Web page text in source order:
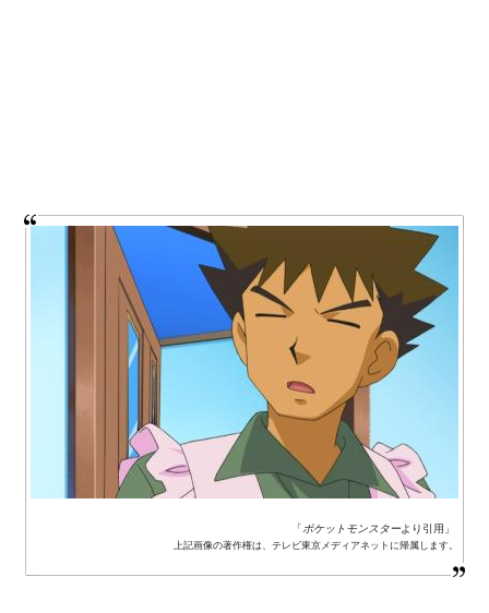
「ポケットモンスターより引用」
上記画像の著作権は、テレビ東京メディアネットに帰属します。